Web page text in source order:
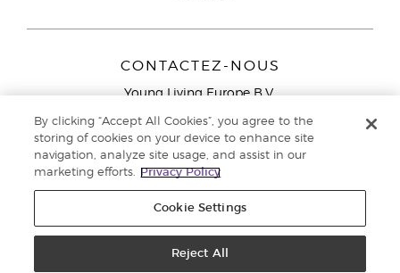
CONTACTEZ-NOUS
Young Living Europe B.V.
9727 AJ Groningen
Service réservé aux Partenaires de la marque
791
Politique de confidentialité
By clicking “Accept All Cookies”, you agree to the
storing of cookies on your device to enhance site
navigation, analyze site usage, and assist in our
marketing efforts.
Privacy Policy
Cookie Settings
Reject All